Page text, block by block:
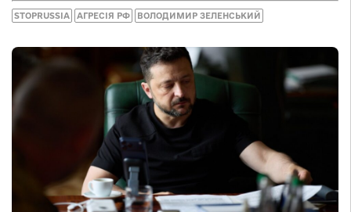
STOPRUSSIA АГРЕСІЯ РФ ВОЛОДИМИР ЗЕЛЕНСЬКИЙ